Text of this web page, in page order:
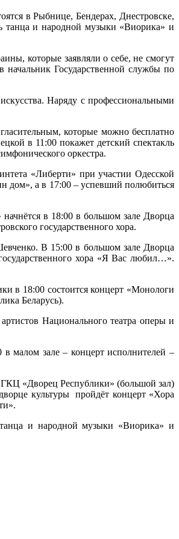
в Рыбнице, Бендерах, Днестровске,
танца и народной музыки «Виорика» и
которые заявляли о себе, не смогут
начальник Государственной службы по
Наряду с профессиональными
которые можно бесплатно
в 11:00 покажет детский спектакль
оркестра.
«Либерти» при участии Одесской
дом», а в 17:00 – успевший полюбиться
в 18:00 в большом зале Дворца
государственного хора.
В 15:00 в большом зале Дворца
хора «Я Вас любил…».
в 18:00 состоится концерт «Монологи
Беларусь).
Национального театра оперы и
малом зале – концерт исполнителей –
«Дворец Республики» (большой зал)
культуры пройдёт концерт «Хора
танца и народной музыки «Виорика» и